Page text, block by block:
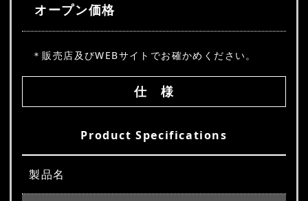
オープン価格
＊販売店及びWEBサイトでお確かめください。
仕 様
Product Specifications
製品名